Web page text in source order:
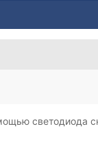
светодиода